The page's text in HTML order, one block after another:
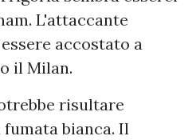
L'attaccante
accostato a
il Milan.
risultare
bianca. Il